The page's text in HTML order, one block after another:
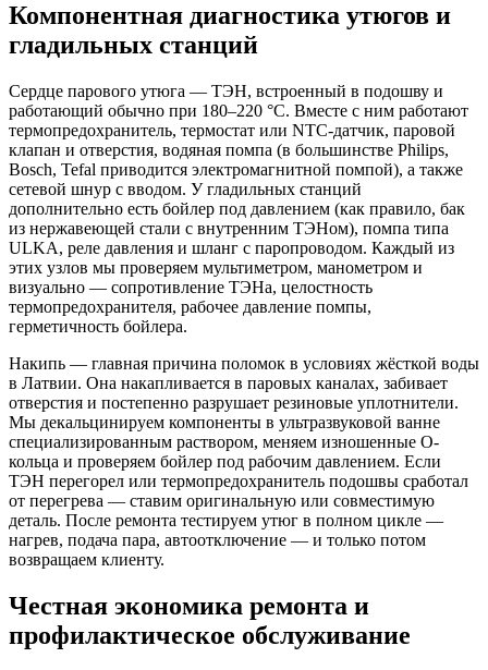
Компонентная диагностика утюгов и
гладильных станций
Сердце парового утюга — ТЭН, встроенный в подошву и
работающий обычно при 180–220 °C. Вместе с ним работают
термопредохранитель, термостат или NTC-датчик, паровой
клапан и отверстия, водяная помпа (в большинстве Philips,
Bosch, Tefal приводится электромагнитной помпой), а также
сетевой шнур с вводом. У гладильных станций
дополнительно есть бойлер под давлением (как правило, бак
из нержавеющей стали с внутренним ТЭНом), помпа типа
ULKA, реле давления и шланг с паропроводом. Каждый из
этих узлов мы проверяем мультиметром, манометром и
визуально — сопротивление ТЭНа, целостность
термопредохранителя, рабочее давление помпы,
герметичность бойлера.
Накипь — главная причина поломок в условиях жёсткой воды
в Латвии. Она накапливается в паровых каналах, забивает
отверстия и постепенно разрушает резиновые уплотнители.
Мы декальцинируем компоненты в ультразвуковой ванне
специализированным раствором, меняем изношенные O-
кольца и проверяем бойлер под рабочим давлением. Если
ТЭН перегорел или термопредохранитель подошвы сработал
от перегрева — ставим оригинальную или совместимую
деталь. После ремонта тестируем утюг в полном цикле —
нагрев, подача пара, автоотключение — и только потом
возвращаем клиенту.
Честная экономика ремонта и
профилактическое обслуживание